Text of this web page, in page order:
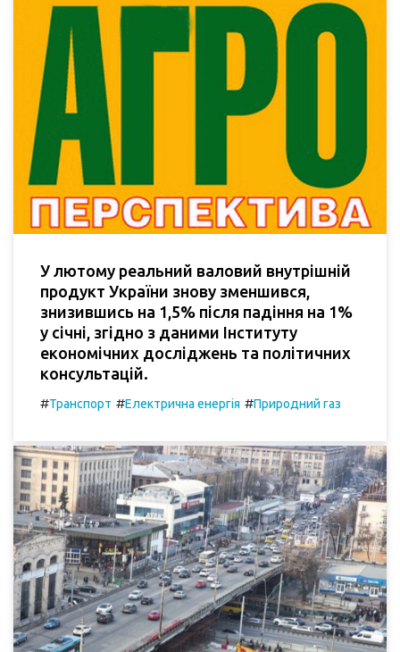
У лютому реальний валовий внутрішній
продукт України знову зменшився,
знизившись на 1,5% після падіння на 1%
у січні, згідно з даними Інституту
економічних досліджень та політичних
консультацій.
#Транспорт #Електрична енергія #Природний газ